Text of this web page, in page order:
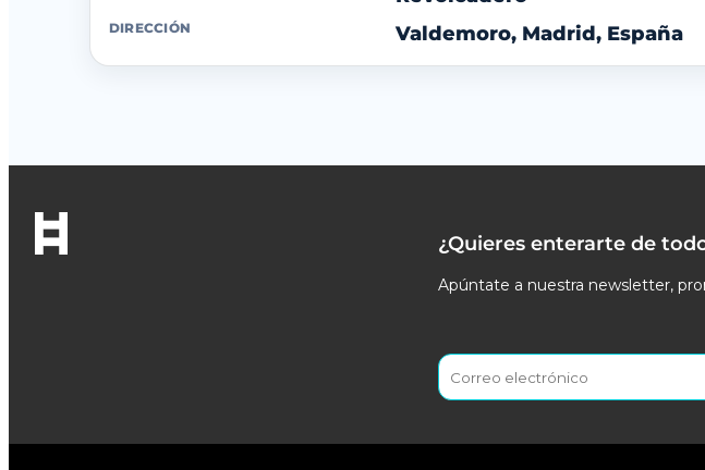
DIRECCIÓN Valdemoro, Madrid, España
¿Quieres enterarte de
Apúntate a nuestra newsletter,